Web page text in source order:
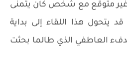
متوقع مع شخص كان يتمنى
يتحول هذا اللقاء إلى بداية
العاطفي الذي طالما بحثت